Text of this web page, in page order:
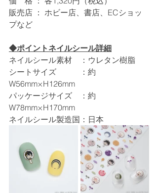
販売店 ： ホビー店、書店、ECショッ
プなど
◆ポイントネイルシール詳細
ネイルシール素材　：ウレタン樹脂
シートサイズ　　　：約
W56mm×H126mm
パッケージサイズ　：約
W78mm×H170mm
ネイルシール製造国：日本